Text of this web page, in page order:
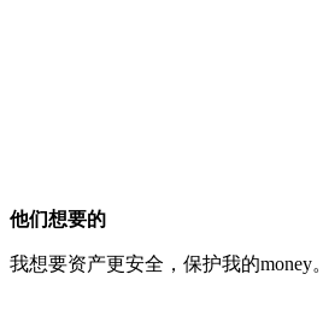
他们想要的
我想要资产更安全，保护我的money。